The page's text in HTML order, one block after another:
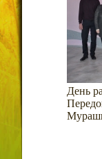
День